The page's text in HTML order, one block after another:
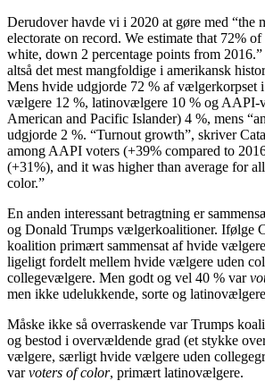
Derudover havde vi i 2020 at gøre med “the
electorate on record. We estimate that 72%
white, down 2 percentage points from
altså det mest mangfoldige i amerikansk
Mens hvide udgjorde 72 % af vælgerkorpset
vælgere 12 %, latinovælgere 10 % og AAPI-
American and Pacific Islander) 4 %, mens
udgjorde 2 %. “Turnout growth”, skriver
among AAPI voters (+39% compared to
(+31%), and it was higher than average for
color.”
En anden interessant betragtning er
og Donald Trumps vælgerkoalitioner. Ifølge
koalition primært sammensat af hvide
ligeligt fordelt mellem hvide vælgere uden
collegevælgere. Men godt og vel 40 % var
men ikke udelukkende, sorte og
Måske ikke så overraskende var Trumps
og bestod i overvældende grad (et stykke
vælgere, særligt hvide vælgere uden
varvoters of color, primært latinovælgere.